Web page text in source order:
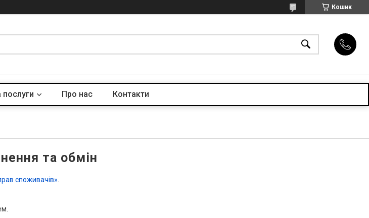
Кошик
послуги Про нас Контакти
та обмін
споживачів»